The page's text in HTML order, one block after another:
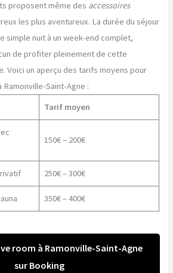
proposent même des accessoires
les plus aventureux. La durée du séjour
simple nuit à un week-end complet,
de profiter pleinement de cette
Voici un aperçu des tarifs moyens pour
Saint-Agne :
Tarif moyen
150€ – 200€
250€ – 300€
350€ – 400€
room à Ramonville-Saint-Agne
sur Booking